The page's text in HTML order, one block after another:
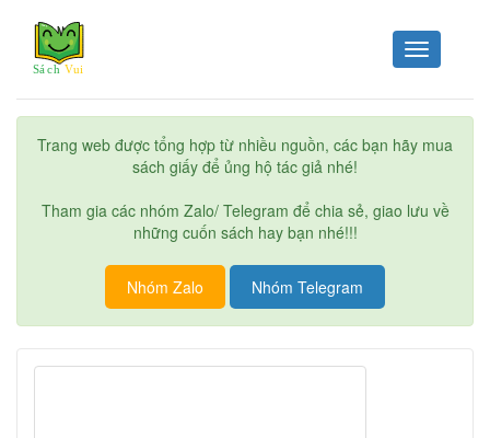
Toggle
navigation
Trang web được tổng hợp từ nhiều nguồn, các bạn hãy mua
sách giấy để ủng hộ tác giả nhé!
Tham gia các nhóm Zalo/ Telegram để chia sẻ, giao lưu về
những cuốn sách hay bạn nhé!!!
Nhóm Zalo Nhóm Telegram